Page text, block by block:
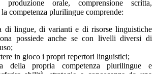
produzione orale, comprensione scritta,
competenza plurilingue comprende:
di lingue, di varianti e di risorse linguistiche
possiede anche se con livelli diversi di
in gioco i propri repertori linguistici;
della propria competenza plurilingue e